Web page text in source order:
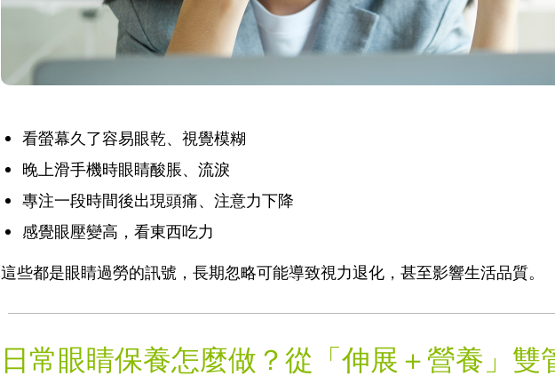
看螢幕久了容易眼乾、視覺模糊
晚上滑手機時眼睛酸脹、流淚
專注一段時間後出現頭痛、注意力下降
感覺眼壓變高，看東西吃力
這些都是眼睛過勞的訊號，長期忽略可能導致視力退化，甚至影響生活品質。
日常眼睛保養怎麼做？從「伸展＋營養」雙